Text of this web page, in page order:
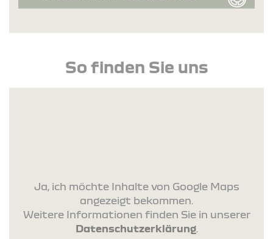
So finden Sie uns
Ja, ich möchte Inhalte von Google Maps
angezeigt bekommen.
Weitere Informationen finden Sie in unserer
Datenschutzerklärung.